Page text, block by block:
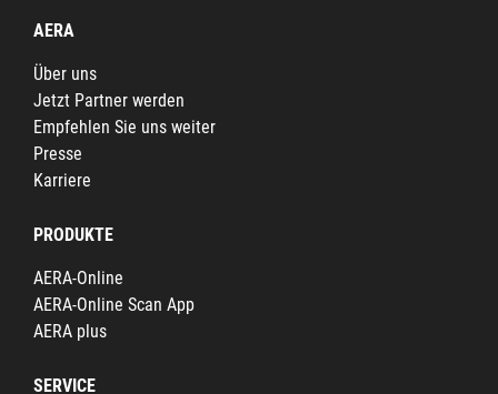
AERA
Über uns
Jetzt Partner werden
Empfehlen Sie uns weiter
Presse
Karriere
PRODUKTE
AERA-Online
AERA-Online Scan App
AERA plus
SERVICE